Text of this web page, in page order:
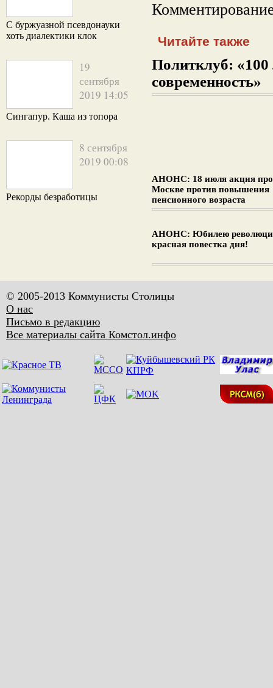
С буржуазной псевдонауки
хоть диалектики клок
19
сентября
2019 14:05
Сингапур. Каша из топора
8 сентября
2019 00:08
Рекорды безработицы
Читайте также
Политклуб: «100
современность»
АНОНС: 18 июля акция
Москве против повышения
пенсионного возраста
АНОНС: Юбилею
красная повестка дня!
© 2005-2013 Коммунисты Столицы
О нас
Письмо в редакцию
Все материалы сайта Комстол.инфо